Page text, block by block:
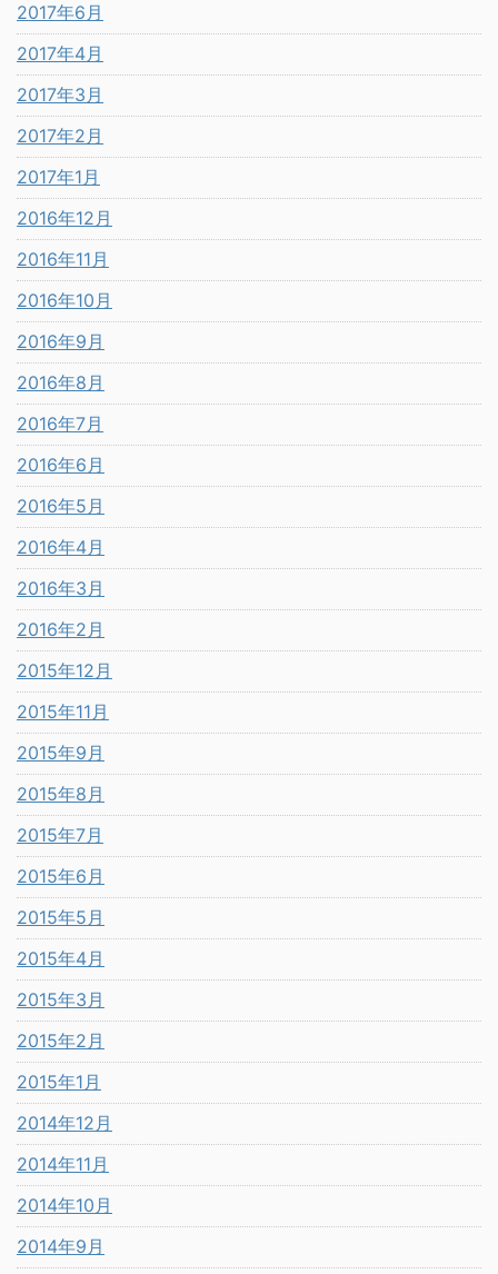
2017年6月
2017年4月
2017年3月
2017年2月
2017年1月
2016年12月
2016年11月
2016年10月
2016年9月
2016年8月
2016年7月
2016年6月
2016年5月
2016年4月
2016年3月
2016年2月
2015年12月
2015年11月
2015年9月
2015年8月
2015年7月
2015年6月
2015年5月
2015年4月
2015年3月
2015年2月
2015年1月
2014年12月
2014年11月
2014年10月
2014年9月